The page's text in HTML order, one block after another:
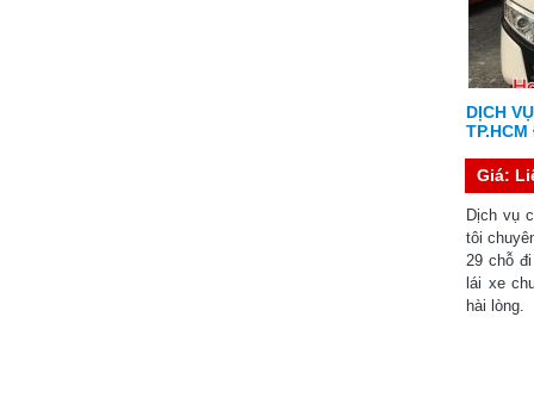
DỊCH
Giá:
Dịch vụ
tôi
29 chỗ
lái xe
hài lòng.